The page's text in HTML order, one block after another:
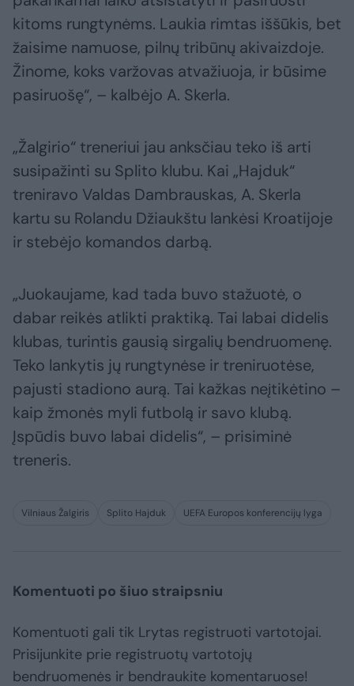
kitoms rungtynėms. Laukia rimtas iššūkis, bet
žaisime namuose, pilnų tribūnų akivaizdoje.
Žinome, koks varžovas atvažiuoja, ir būsime
pasiruošę“, – kalbėjo A. Skerla.
„Žalgirio“ treneriui jau anksčiau teko iš arti
susipažinti su Splito klubu. Kai „Hajduk“
treniravo Valdas Dambrauskas, A. Skerla
kartu su Rolandu Džiaukštu lankėsi Kroatijoje
ir stebėjo komandos darbą.
„Juokaujame, kad tada buvo stažuotė, o
dabar reikės atlikti praktiką. Tai labai didelis
klubas, turintis gausią sirgalių bendruomenę.
Teko lankytis jų rungtynėse ir treniruotėse,
pajusti stadiono aurą. Tai kažkas neįtikėtino –
kaip žmonės myli futbolą ir savo klubą.
Įspūdis buvo labai didelis“, – prisiminė
treneris.
Vilniaus Žalgiris Splito Hajduk UEFA Europos konferencijų lyga
Komentuoti po šiuo straipsniu
Komentuoti gali tik Lrytas registruoti vartotojai.
Prisijunkite prie registruotų vartotojų
bendruomenės ir bendraukite komentaruose!